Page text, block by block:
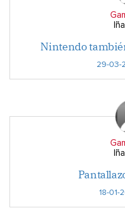
Nintendo
29-03-
18-01-